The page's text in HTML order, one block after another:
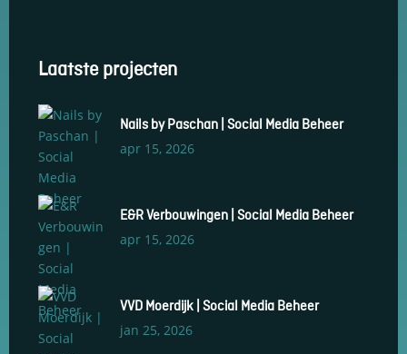
Nails by Paschan | Social Media Beheer
apr 15, 2026
E&R Verbouwingen | Social Media Beheer
apr 15, 2026
VVD Moerdijk | Social Media Beheer
jan 25, 2026